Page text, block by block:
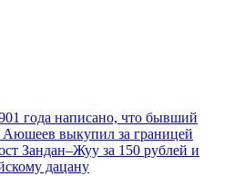
года написано, что бывший
выкупил за границей
Зандан–Жуу за 150 рублей и
дацану